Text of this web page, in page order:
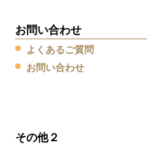
お問い合わせ
よくあるご質問
お問い合わせ
その他２